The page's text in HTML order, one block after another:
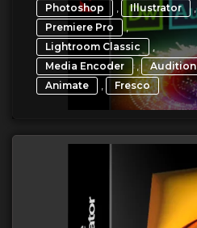
Photoshop , Illustrator ,
Premiere Pro ,
Lightroom Classic ,
Media Encoder , Audition
Animate , Fresco